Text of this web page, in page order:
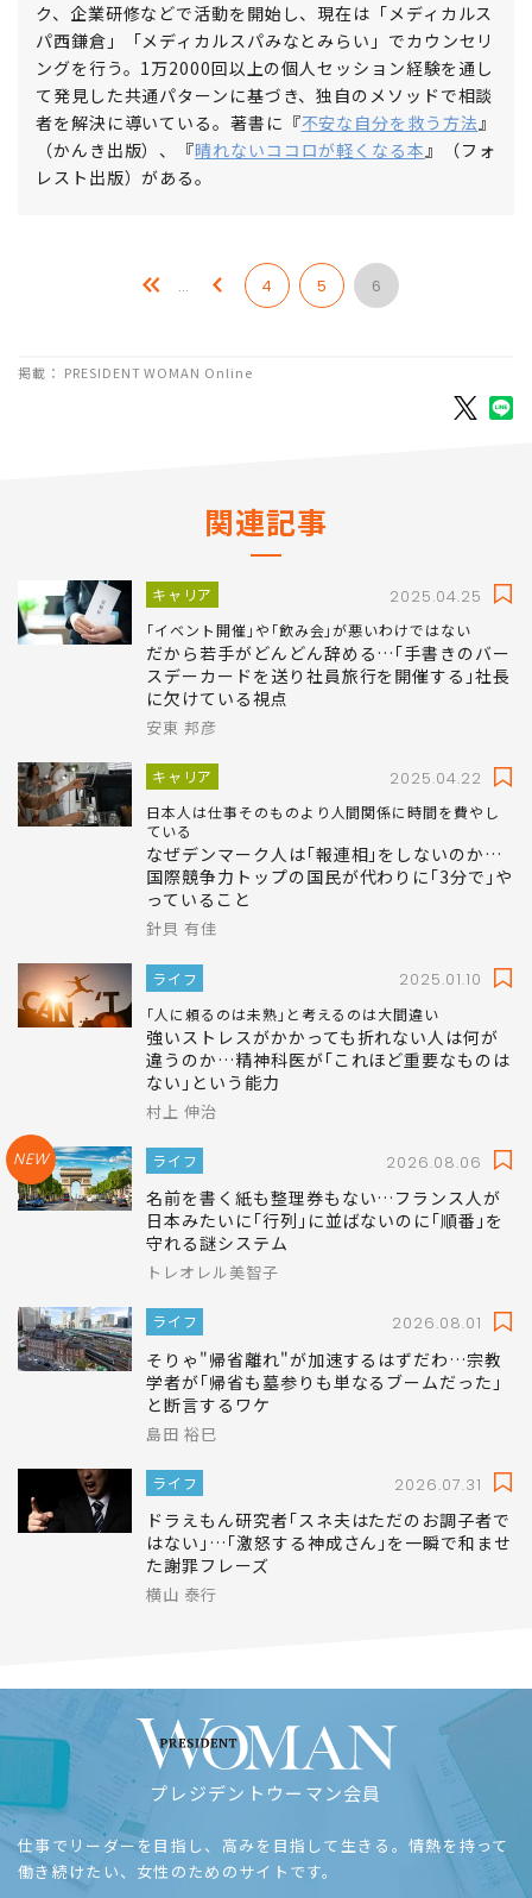
ク、企業研修などで活動を開始し、現在は「メディカルス
パ西鎌倉」「メディカルスパみなとみらい」でカウンセリ
ングを行う。1万2000回以上の個人セッション経験を通し
て発見した共通パターンに基づき、独自のメソッドで相談
者を解決に導いている。著書に『不安な自分を救う方法』
（かんき出版）、『晴れないココロが軽くなる本』（フォ
レスト出版）がある。
… 4 5 6
掲載： PRESIDENT WOMAN Online
関連記事
キャリア 2025.04.25
｢イベント開催｣や｢飲み会｣が悪いわけではない
だから若手がどんどん辞める…｢手書きのバー
スデーカードを送り社員旅行を開催する｣社長
に欠けている視点
安東 邦彦
キャリア 2025.04.22
日本人は仕事そのものより人間関係に時間を費やし
ている
なぜデンマーク人は｢報連相｣をしないのか…
国際競争力トップの国民が代わりに｢3分で｣や
っていること
針貝 有佳
ライフ 2025.01.10
｢人に頼るのは未熟｣と考えるのは大間違い
強いストレスがかかっても折れない人は何が
違うのか…精神科医が｢これほど重要なものは
ない｣という能力
村上 伸治
NEW ライフ 2026.08.06
名前を書く紙も整理券もない…フランス人が
日本みたいに｢行列｣に並ばないのに｢順番｣を
守れる謎システム
トレオレル美智子
ライフ 2026.08.01
そりゃ"帰省離れ"が加速するはずだわ…宗教
学者が｢帰省も墓参りも単なるブームだった｣
と断言するワケ
島田 裕巳
ライフ 2026.07.31
ドラえもん研究者｢スネ夫はただのお調子者で
はない｣…｢激怒する神成さん｣を一瞬で和ませ
た謝罪フレーズ
横山 泰行
プレジデントウーマン会員
仕事でリーダーを目指し、高みを目指して生きる。情熱を持って
働き続けたい、女性のためのサイトです。